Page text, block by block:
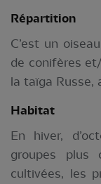
Répartition
C’est un
de conifères
la taïga Russe,
Habitat
En hiver,
groupes plus
cultivées, les